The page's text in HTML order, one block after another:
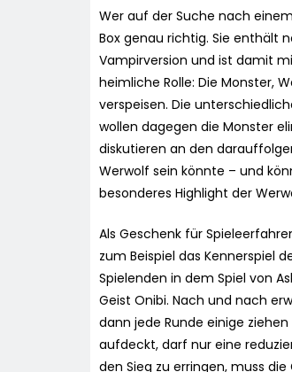
Wer auf der Suche nach
Box genau richtig. Sie enthält
Vampirversion und ist damit
heimliche Rolle: Die Monster,
verspeisen. Die
wollen dagegen die Monster
diskutieren an den
Werwolf sein könnte – und
besonderes Highlight der
Als Geschenk für
zum Beispiel das Kennerspiel
Spielenden in dem Spiel von
Geist Onibi. Nach und nach
dann jede Runde einige
aufdeckt, darf nur eine
den Sieg zu erringen, muss